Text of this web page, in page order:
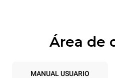
6
Área de
MANUAL USUARIO